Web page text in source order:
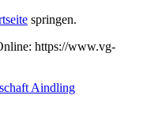
springen.
https://www.vg-